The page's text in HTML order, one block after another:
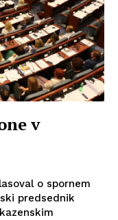
v
o spornem
predsednik